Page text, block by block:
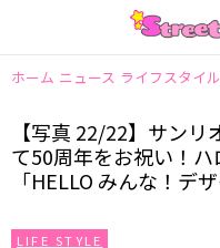
ホーム ニュース ライフスタイル
【写真 22/22】サン
て50周年をお祝い！
「HELLO みんな！デ
LIFE STYLE